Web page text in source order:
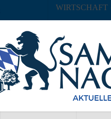
WIRTSCHAFT